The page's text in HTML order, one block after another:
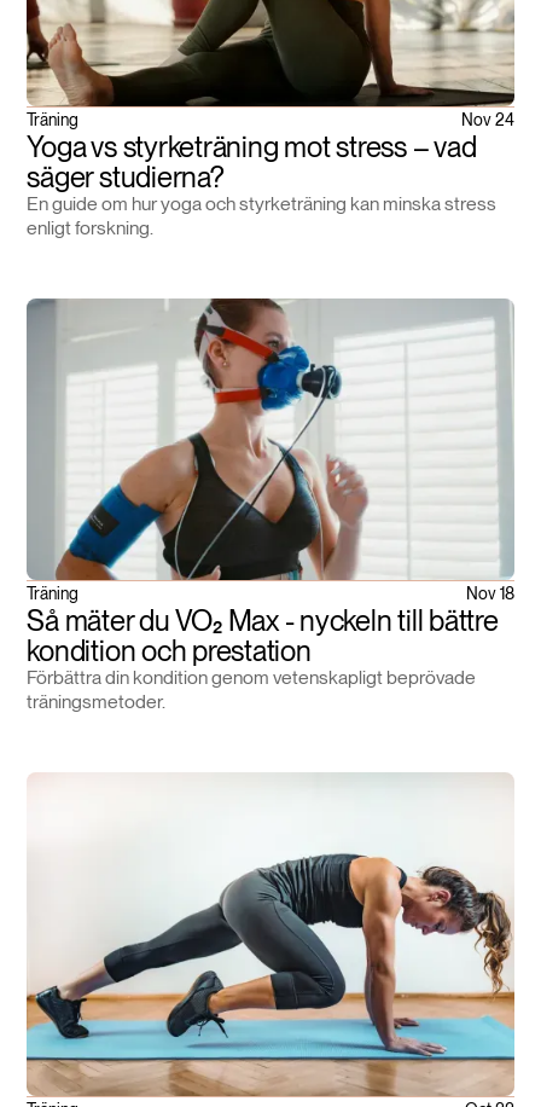
Träning Nov 24
Yoga vs styrketräning mot stress – vad
säger studierna?
En guide om hur yoga och styrketräning kan minska stress
enligt forskning.
Träning Nov 18
Så mäter du VO₂ Max - nyckeln till bättre
kondition och prestation
Förbättra din kondition genom vetenskapligt beprövade
träningsmetoder.